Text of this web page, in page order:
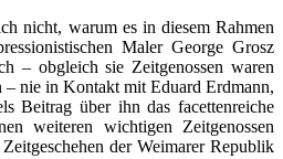
nicht, warum es in diesem Rahmen
Maler George Grosz
– obgleich sie Zeitgenossen waren
– nie in Kontakt mit Eduard Erdmann,
Beitrag über ihn das facettenreiche
weiteren wichtigen Zeitgenossen
der Weimarer Republik